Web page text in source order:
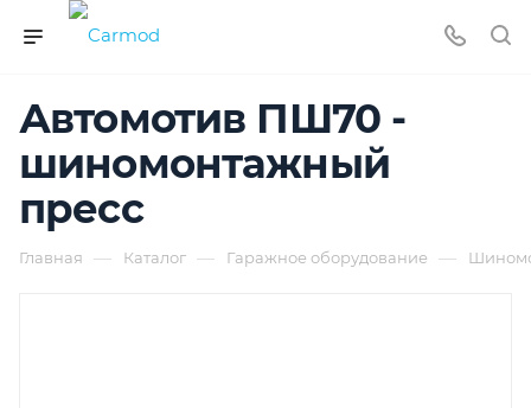
Автомотив ПШ70 -
шиномонтажный
пресс
Главная — Каталог — Гаражное оборудование —